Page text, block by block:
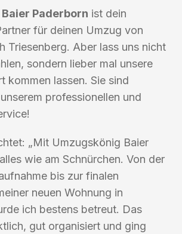
Paderborn ist dein
für deinen Umzug von
Triesenberg. Aber lass uns nicht
sondern lieber mal unsere
kommen lassen. Sie sind
professionellen und
„Mit Umzugskönig Baier
wie am Schnürchen. Von der
bis zur finalen
neuen Wohnung in
ich bestens betreut. Das
gut organisiert und ging